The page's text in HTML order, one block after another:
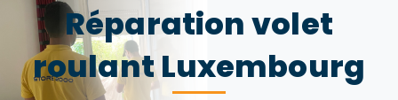
Réparation volet
roulant Luxembourg